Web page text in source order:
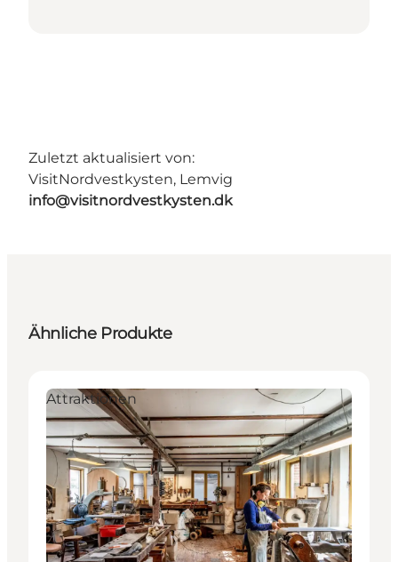
Zuletzt aktualisiert von:
VisitNordvestkysten, Lemvig
info@visitnordvestkysten.dk
Ähnliche Produkte
Attraktionen